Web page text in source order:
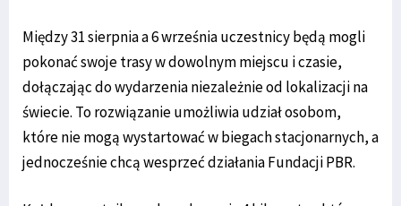
Między 31 sierpnia a 6 września uczestnicy będą mogli
pokonać swoje trasy w dowolnym miejscu i czasie,
dołączając do wydarzenia niezależnie od lokalizacji na
świecie. To rozwiązanie umożliwia udział osobom,
które nie mogą wystartować w biegach stacjonarnych, a
jednocześnie chcą wesprzeć działania Fundacji PBR.